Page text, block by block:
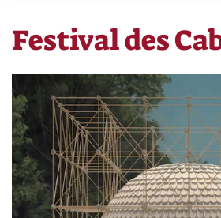
here
Festival des